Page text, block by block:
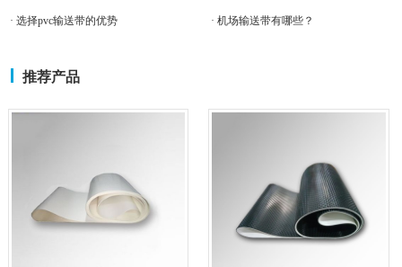
· 选择pvc输送带的优势 · 机场输送带有哪些？
推荐产品